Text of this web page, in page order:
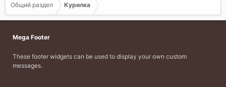
Общий раздел Курилка
Mega Footer
These footer widgets can be used to display your own custom
messages.